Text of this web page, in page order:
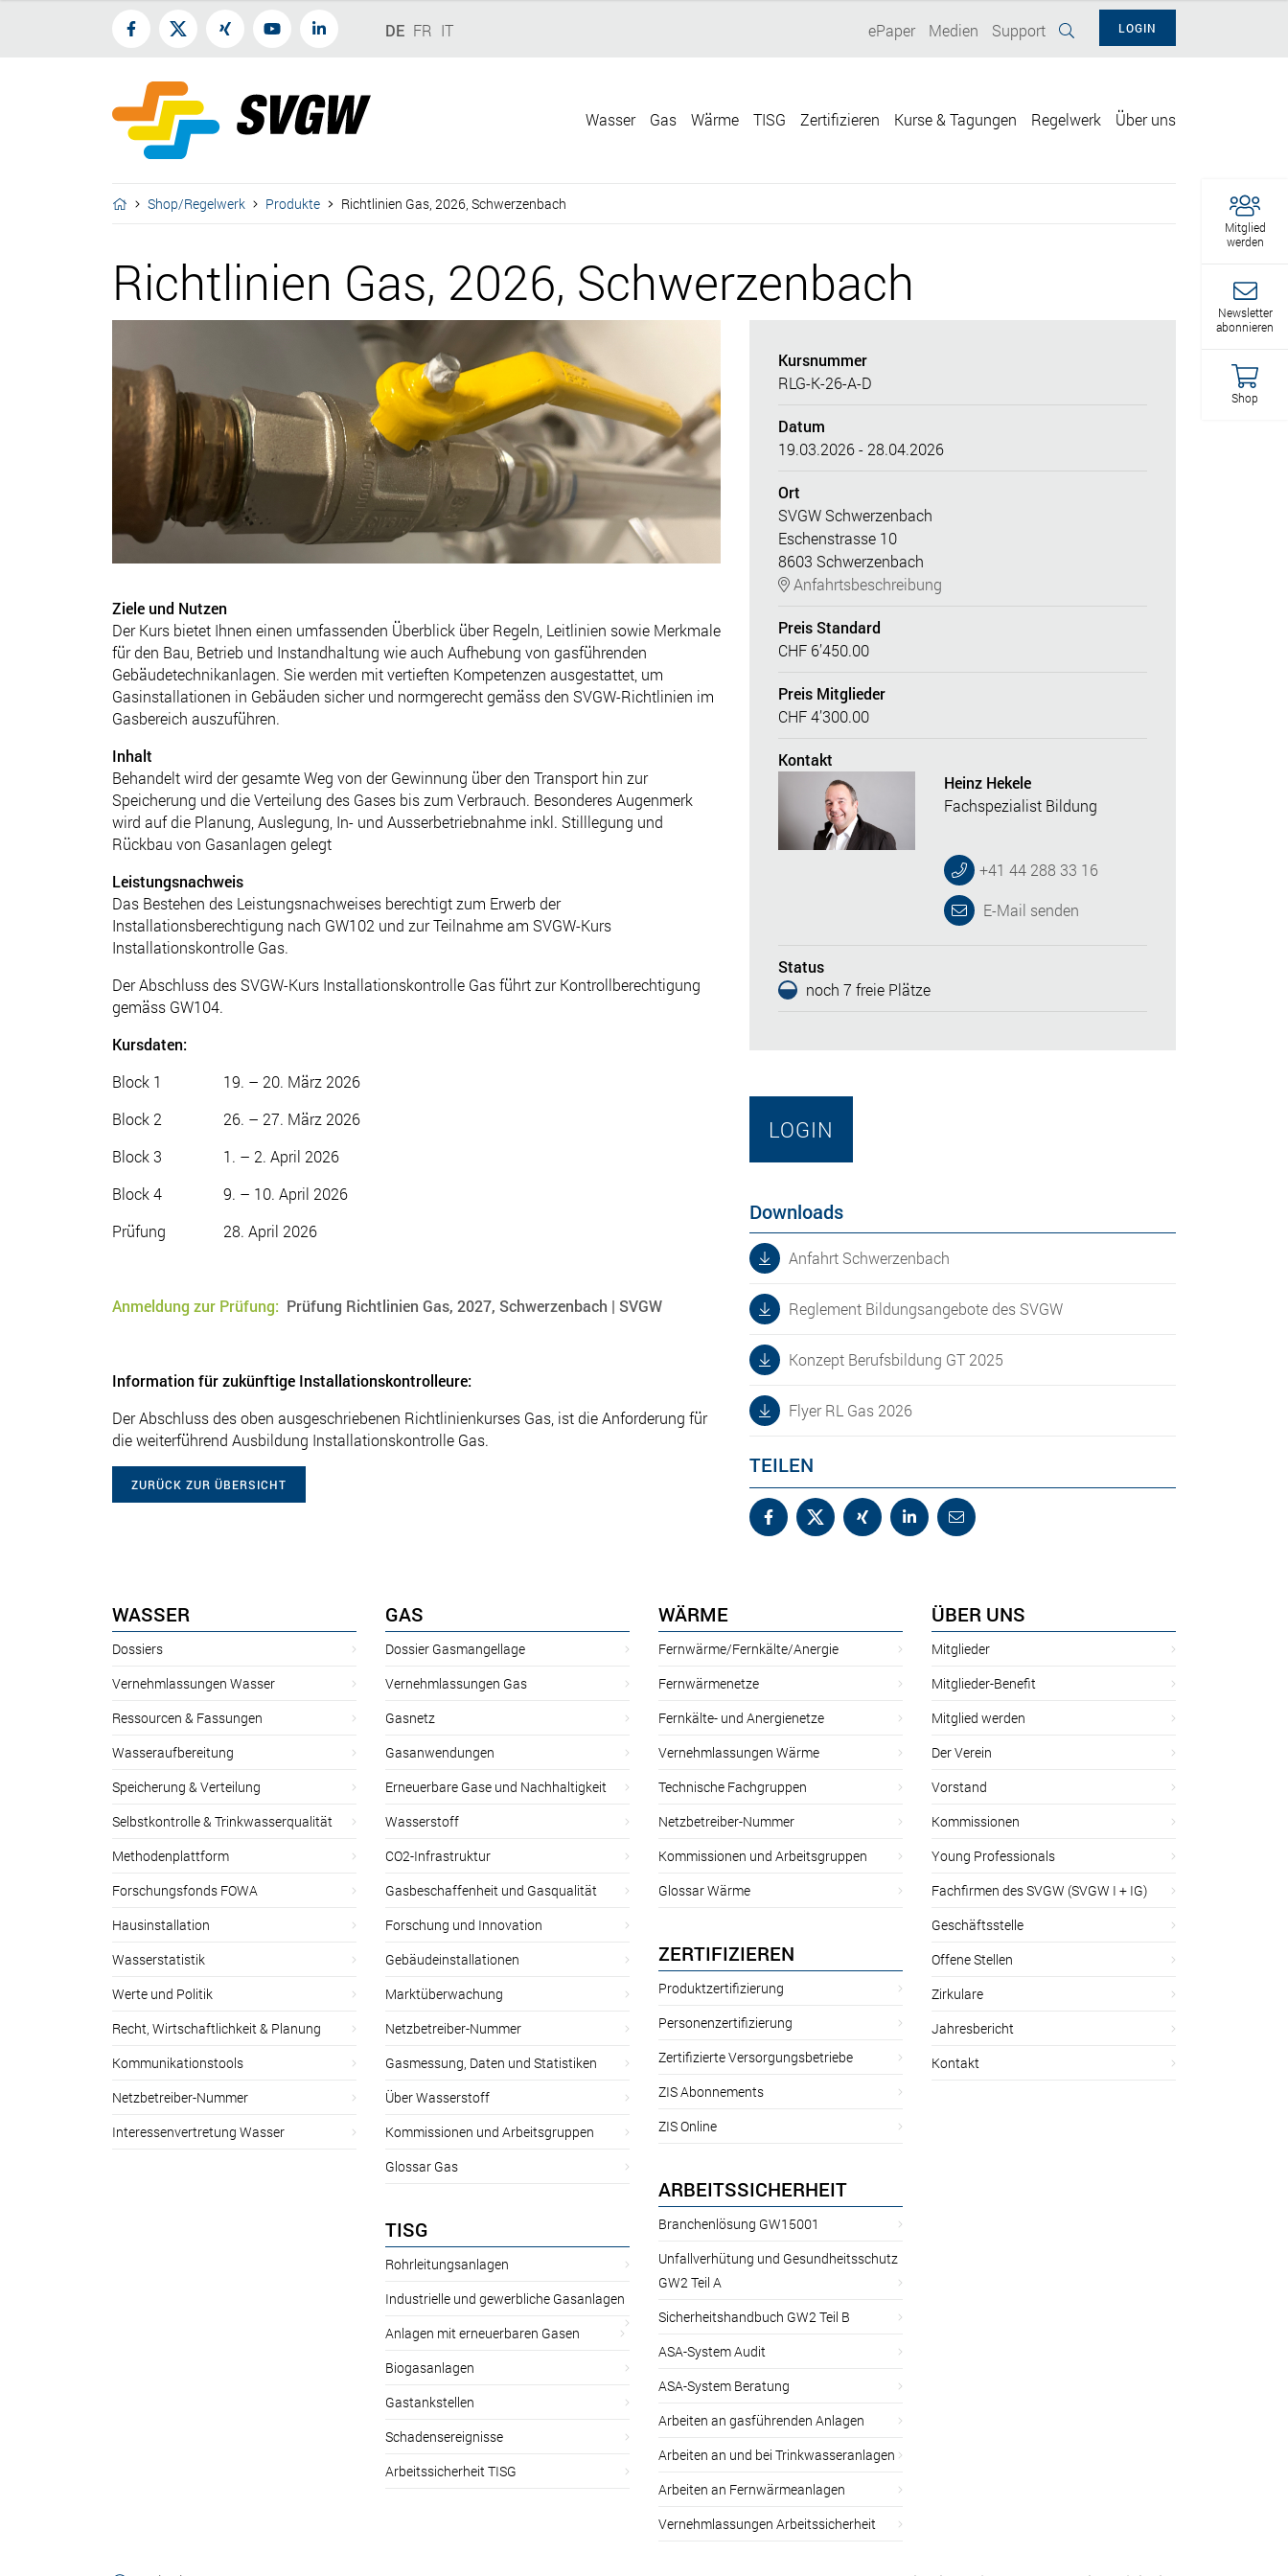
Mitglied
werden
Newsletter
abonnieren
Shop
DE FR IT LOGIN
ePaper Medien Support
Wasser Gas Wärme TISG Zertifizieren Kurse & Tagungen Regelwerk Über uns
Shop/Regelwerk Produkte Richtlinien Gas, 2026, Schwerzenbach
Richtlinien Gas, 2026, Schwerzenbach
Ziele und Nutzen
Der Kurs bietet Ihnen einen umfassenden Überblick über Regeln, Leitlinien sowie Merkmale
für den Bau, Betrieb und Instandhaltung wie auch Aufhebung von gasführenden
Gebäudetechnikanlagen. Sie werden mit vertieften Kompetenzen ausgestattet, um
Gasinstallationen in Gebäuden sicher und normgerecht gemäss den SVGW-Richtlinien im
Gasbereich auszuführen.
Inhalt
Behandelt wird der gesamte Weg von der Gewinnung über den Transport hin zur
Speicherung und die Verteilung des Gases bis zum Verbrauch. Besonderes Augenmerk
wird auf die Planung, Auslegung, In- und Ausserbetriebnahme inkl. Stilllegung und
Rückbau von Gasanlagen gelegt
Leistungsnachweis
Das Bestehen des Leistungsnachweises berechtigt zum Erwerb der
Installationsberechtigung nach GW102 und zur Teilnahme am SVGW-Kurs
Installationskontrolle Gas.
Der Abschluss des SVGW-Kurs Installationskontrolle Gas führt zur Kontrollberechtigung
gemäss GW104.
Kursdaten:
Block 1 19. – 20. März 2026
Block 2 26. – 27. März 2026
Block 3 1. – 2. April 2026
Block 4 9. – 10. April 2026
Prüfung 28. April 2026
Anmeldung zur Prüfung: Prüfung Richtlinien Gas, 2027, Schwerzenbach | SVGW
Information für zukünftige Installationskontrolleure:
Der Abschluss des oben ausgeschriebenen Richtlinienkurses Gas, ist die Anforderung für
die weiterführend Ausbildung Installationskontrolle Gas.
ZURÜCK ZUR ÜBERSICHT
Kursnummer
RLG-K-26-A-D
Datum
19.03.2026 - 28.04.2026
Ort
SVGW Schwerzenbach
Eschenstrasse 10
8603 Schwerzenbach
Anfahrtsbeschreibung
Preis Standard
CHF 6’450.00
Preis Mitglieder
CHF 4’300.00
Kontakt
Heinz Hekele
Fachspezialist Bildung
+41 44 288 33 16
E-Mail senden
Status
noch 7 freie Plätze
LOGIN
Downloads
Anfahrt Schwerzenbach
Reglement Bildungsangebote des SVGW
Konzept Berufsbildung GT 2025
Flyer RL Gas 2026
TEILEN
WASSER
Dossiers
Vernehmlassungen Wasser
Ressourcen & Fassungen
Wasseraufbereitung
Speicherung & Verteilung
Selbstkontrolle & Trinkwasserqualität
Methodenplattform
Forschungsfonds FOWA
Hausinstallation
Wasserstatistik
Werte und Politik
Recht, Wirtschaftlichkeit & Planung
Kommunikationstools
Netzbetreiber-Nummer
Interessenvertretung Wasser
GAS
Dossier Gasmangellage
Vernehmlassungen Gas
Gasnetz
Gasanwendungen
Erneuerbare Gase und Nachhaltigkeit
Wasserstoff
CO2-Infrastruktur
Gasbeschaffenheit und Gasqualität
Forschung und Innovation
Gebäudeinstallationen
Marktüberwachung
Netzbetreiber-Nummer
Gasmessung, Daten und Statistiken
Über Wasserstoff
Kommissionen und Arbeitsgruppen
Glossar Gas
TISG
Rohrleitungsanlagen
Industrielle und gewerbliche Gasanlagen
Anlagen mit erneuerbaren Gasen
Biogasanlagen
Gastankstellen
Schadensereignisse
Arbeitssicherheit TISG
WÄRME
Fernwärme/Fernkälte/Anergie
Fernwärmenetze
Fernkälte- und Anergienetze
Vernehmlassungen Wärme
Technische Fachgruppen
Netzbetreiber-Nummer
Kommissionen und Arbeitsgruppen
Glossar Wärme
ZERTIFIZIEREN
Produktzertifizierung
Personenzertifizierung
Zertifizierte Versorgungsbetriebe
ZIS Abonnements
ZIS Online
ARBEITSSICHERHEIT
Branchenlösung GW15001
Unfallverhütung und Gesundheitsschutz
GW2 Teil A
Sicherheitshandbuch GW2 Teil B
ASA-System Audit
ASA-System Beratung
Arbeiten an gasführenden Anlagen
Arbeiten an und bei Trinkwasseranlagen
Arbeiten an Fernwärmeanlagen
Vernehmlassungen Arbeitssicherheit
ÜBER UNS
Mitglieder
Mitglieder-Benefit
Mitglied werden
Der Verein
Vorstand
Kommissionen
Young Professionals
Fachfirmen des SVGW (SVGW I + IG)
Geschäftsstelle
Offene Stellen
Zirkulare
Jahresbericht
Kontakt